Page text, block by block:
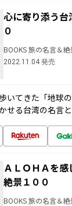
心に寄り添う台
０
BOOKS 旅の名言＆絶
2022.11.04 発売
いてきた「地球
せる台湾の名言
ＡＬＯＨＡを
絶景１００
BOOKS 旅の名言＆絶